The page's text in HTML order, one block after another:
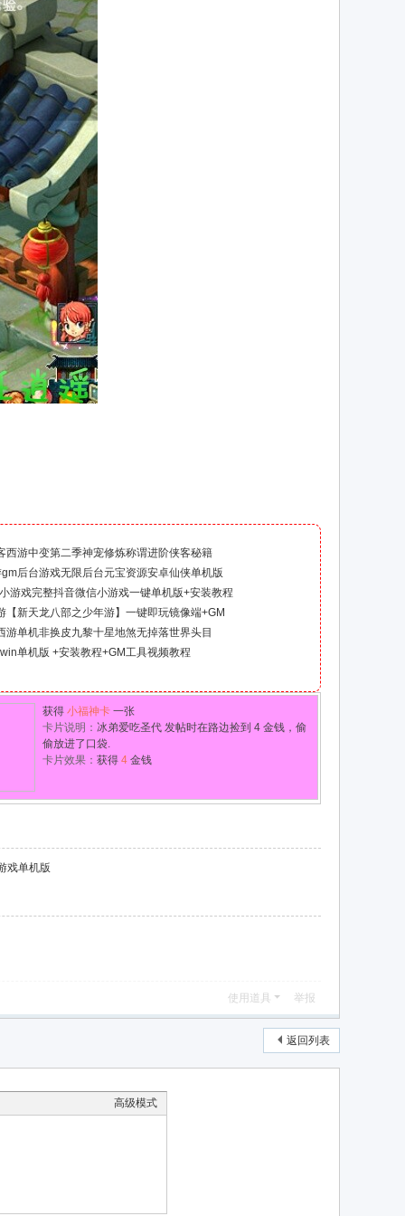
西游中变第二季神宠修炼称谓进阶侠客秘籍
后台游戏无限后台元宝资源安卓仙侠单机版
游戏完整抖音微信小游戏一键单机版+安装教程
【新天龙八部之少年游】一键即玩镜像端+GM
游单机非换皮九黎十星地煞无掉落世界头目
单机版 +安装教程+GM工具视频教程
获得 小福神卡 一张
卡片说明： 冰弟爱吃圣代 发帖时在路边捡到 4 金钱，偷
偷放进了口袋.
卡片效果： 获得 4 金钱
戏单机版
使用道具 举报
返回列表
高级模式